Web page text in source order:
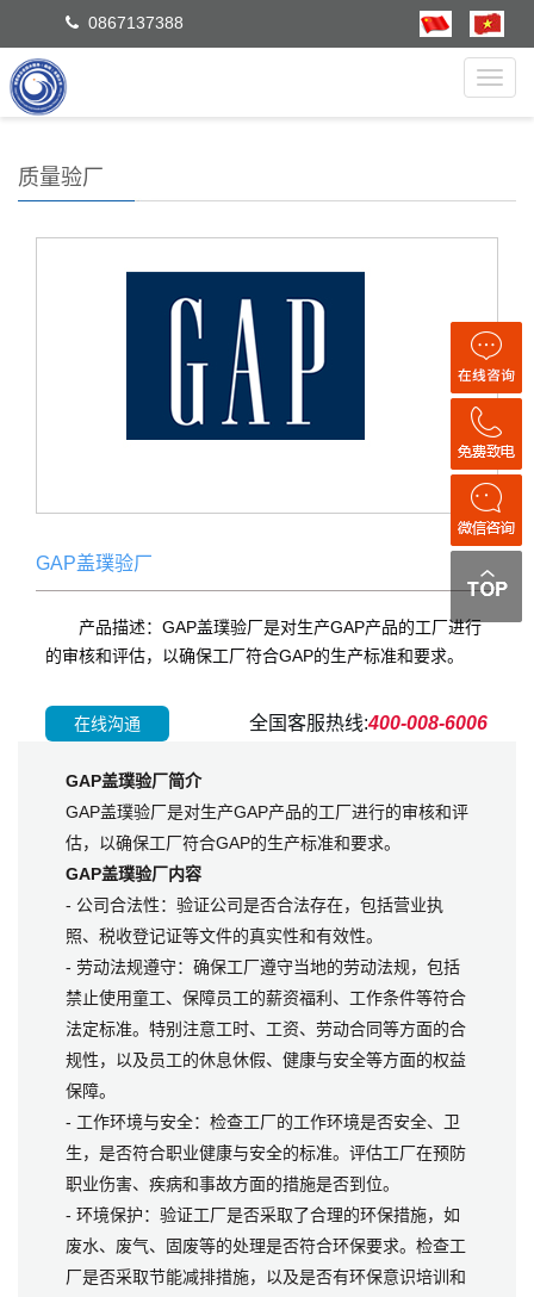
0867137388
质量验厂
GAP盖璞验厂
产品描述：GAP盖璞验厂是对生产GAP产品的工厂进行
的审核和评估，以确保工厂符合GAP的生产标准和要求。
在线沟通 全国客服热线:400-008-6006
GAP盖璞验厂简介
GAP盖璞验厂是对生产GAP产品的工厂进行的审核和评
估，以确保工厂符合GAP的生产标准和要求。
GAP盖璞验厂内容
- 公司合法性：验证公司是否合法存在，包括营业执
照、税收登记证等文件的真实性和有效性。
- 劳动法规遵守：确保工厂遵守当地的劳动法规，包括
禁止使用童工、保障员工的薪资福利、工作条件等符合
法定标准。特别注意工时、工资、劳动合同等方面的合
规性，以及员工的休息休假、健康与安全等方面的权益
保障。
- 工作环境与安全：检查工厂的工作环境是否安全、卫
生，是否符合职业健康与安全的标准。评估工厂在预防
职业伤害、疾病和事故方面的措施是否到位。
- 环境保护：验证工厂是否采取了合理的环保措施，如
废水、废气、固废等的处理是否符合环保要求。检查工
厂是否采取节能减排措施，以及是否有环保意识培训和